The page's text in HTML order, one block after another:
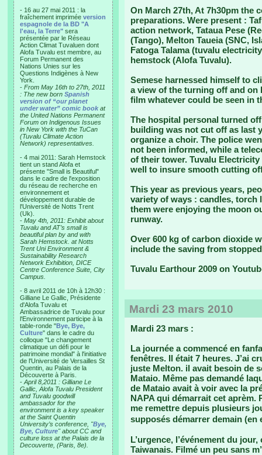
- 16 au 27 mai 2011 : la
fraîchement imprimée version
espagnole de la BD "A
l'eau, la Terre" sera
présentée par le Réseau
Action Climat Tuvaluen dont
Alofa Tuvalu est membre, au
Forum Permanent des
Nations Unies sur les
Questions Indigènes à New
York.
- From May 16th to 27th, 2011
: The new born Spanish
version of “our planet
under water” comic book at
the United Nations Permanent
Forum on Indigenous Issues
in New York with the TuCan
(Tuvalu Climate Action
Network) representatives.
- 4 mai 2011: Sarah Hemstock
tient un stand Alofa et
présente "Small is Beautiful"
dans le cadre de l'exposition
du réseau de recherche en
environnement et
développement durable de
l'Université de Notts Trent
(Uk).
- May 4th, 2011: Exhibit about
Tuvalu and AT’s small is
beautiful plan by and with
Sarah Hemstock. at Notts
Trent Uni Environment &
Sustainability Research
Network Exhibition, DICE
Centre Conference Suite, City
Campus.
- 8 avril 2011 de 10h à 12h30 :
Gilliane Le Gallic, Présidente
d'Alofa Tuvalu et
Ambassadrice de Tuvalu pour
l'Environnement participe à la
table-ronde "Bye, Bye,
Culture" dans le cadre du
colloque "Le changement
climatique un défi pour le
patrimoine mondial" à l'initiative
de l'Université de Versailles St
Quentin, au Palais de la
Découverte à Paris.
- April 8,2011 : Gilliane Le
Gallic, Alofa Tuvalu President
and Tuvalu goodwill
ambassador for the
environment is a key speaker
at the Saint Quentin
University’s conference, "Bye,
Bye, Culture" about CC and
culture loss at the Palais de la
Decouverte, (Paris, 8e).
On March 27th, At 7h30pm the
preparations. Were present :
action network, Tataua Pese
(Tango), Melton Taueia (SNC,
Fatoga Talama (tuvalu
hemstock (Alofa Tuvalu).
Semese harnessed himself to
a view of the turning off and
film whatever could be seen in
The hospital personal turned
building was not cut off as last
organize a choir. The police
not been informed, while a
of their tower. Tuvalu
well to insure smooth cutting
This year as previous years,
variety of ways : candles, torch
them were enjoying the moon
runway.
Over 600 kg of carbon dioxide
include the saving from
Tuvalu Earthour 2009 on
Mardi 23 mars 2010
Mardi 23 mars :
La journée a commencé en
fenêtres. Il était 7 heures. J’ai
juste Melton. il avait besoin de
Mataio. Même pas demandé
de Mataio avait à voir avec la
NAPA qui démarrait cet aprèm.
me remettre depuis plusieurs
supposés démarrer demain
L’urgence, l’événement du
Taiwanais. Filmé un peu sans